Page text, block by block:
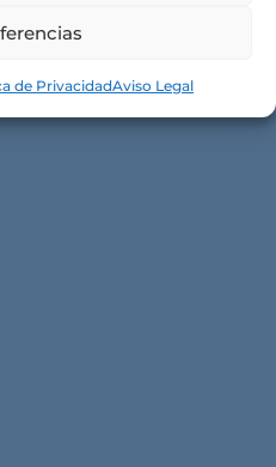
de PrivacidadAviso Legal